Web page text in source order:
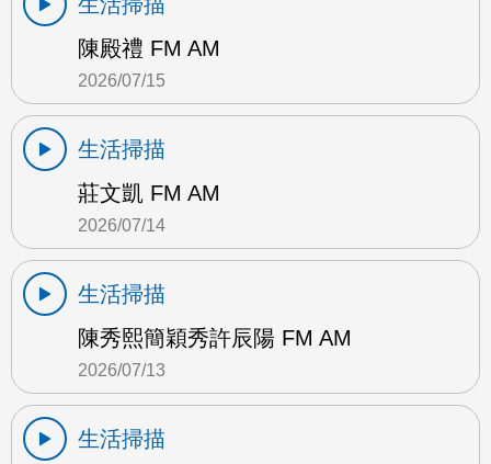
陳殿禮 FM AM
2026/07/15
生活掃描
莊文凱 FM AM
2026/07/14
生活掃描
陳秀熙簡穎秀許辰陽 FM AM
2026/07/13
生活掃描